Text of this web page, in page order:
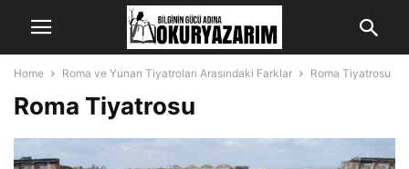
Home Roma ve Yunan Tiyatroları Arasındaki Farklar Roma Tiyatrosu
Roma Tiyatrosu